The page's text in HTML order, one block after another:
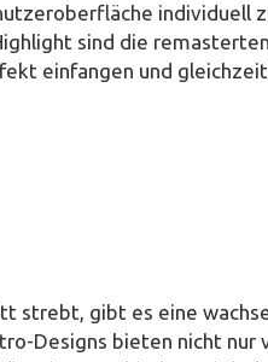
individuell
sind die
einfangen und
strebt, gibt es eine
Designs bieten nicht nur